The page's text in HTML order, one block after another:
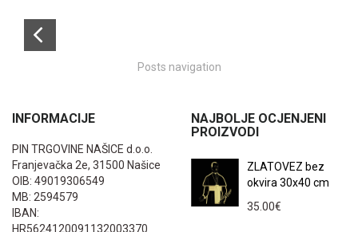
Posts navigation
INFORMACIJE
PIN TRGOVINE NAŠICE d.o.o.
Franjevačka 2e, 31500 Našice
OIB: 49019306549
MB: 2594579
IBAN:
HR5624120091132003370
NAJBOLJE OCJENJENI
PROIZVODI
ZLATOVEZ bez
okvira 30x40 cm
35.00€